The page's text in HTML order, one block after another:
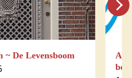
~ De Levensboom